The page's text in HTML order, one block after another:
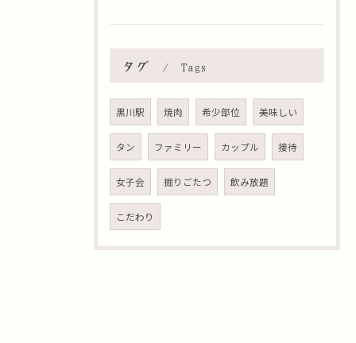
タグ Tags
黒川駅 焼肉 希少部位 美味しい
タン ファミリー カップル 接待
女子会 掘りごたつ 飲み放題
こだわり